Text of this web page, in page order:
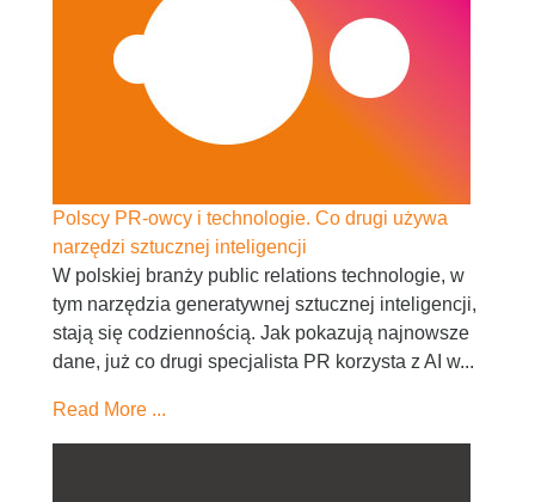
Polscy PR-owcy i technologie. Co drugi używa
narzędzi sztucznej inteligencji
W polskiej branży public relations technologie, w
tym narzędzia generatywnej sztucznej inteligencji,
stają się codziennością. Jak pokazują najnowsze
dane, już co drugi specjalista PR korzysta z AI w...
Read More ...